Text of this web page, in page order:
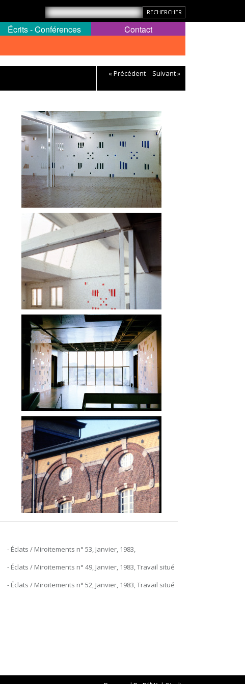
Écrits - Conférences Contact
« Précédent Suivant »
- Éclats / Miroitements n° 53, Janvier, 1983,
- Éclats / Miroitements n° 49, Janvier, 1983, Travail situé
- Éclats / Miroitements n° 52, Janvier, 1983, Travail situé